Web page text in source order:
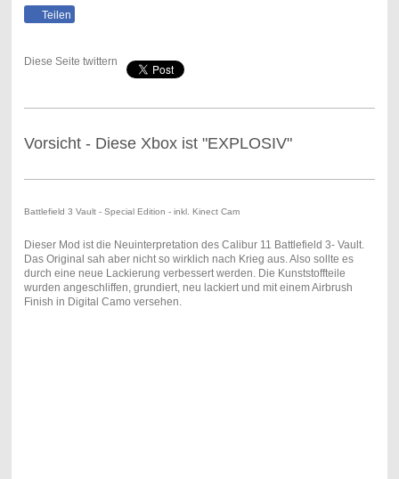
Teilen
Diese Seite twittern
Vorsicht - Diese Xbox ist "EXPLOSIV"
Battlefield 3 Vault - Special Edition - inkl. Kinect Cam
Dieser Mod ist die Neuinterpretation des Calibur 11 Battlefield 3- Vault.
Das Original sah aber nicht so wirklich nach Krieg aus. Also sollte es
durch eine neue Lackierung verbessert werden. Die Kunststoffteile
wurden angeschliffen, grundiert, neu lackiert und mit einem Airbrush
Finish in Digital Camo versehen.